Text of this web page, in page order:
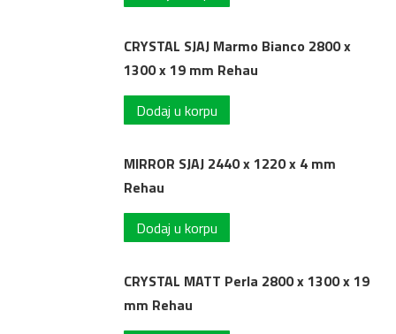
CRYSTAL SJAJ Marmo Bianco 2800 x
1300 x 19 mm Rehau
Dodaj u korpu
MIRROR SJAJ 2440 x 1220 x 4 mm
Rehau
Dodaj u korpu
CRYSTAL MATT Perla 2800 x 1300 x 19
mm Rehau